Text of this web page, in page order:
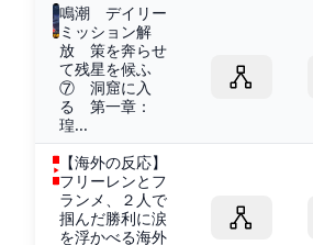
鳴潮 デイリー
ミッション解
放 策を奔らせ
て残星を候ふ
⑦ 洞窟に入
る 第一章：
瑝...
【海外の反応】
フリーレンとフ
ランメ、２人で
掴んだ勝利に涙
を浮かべる海外